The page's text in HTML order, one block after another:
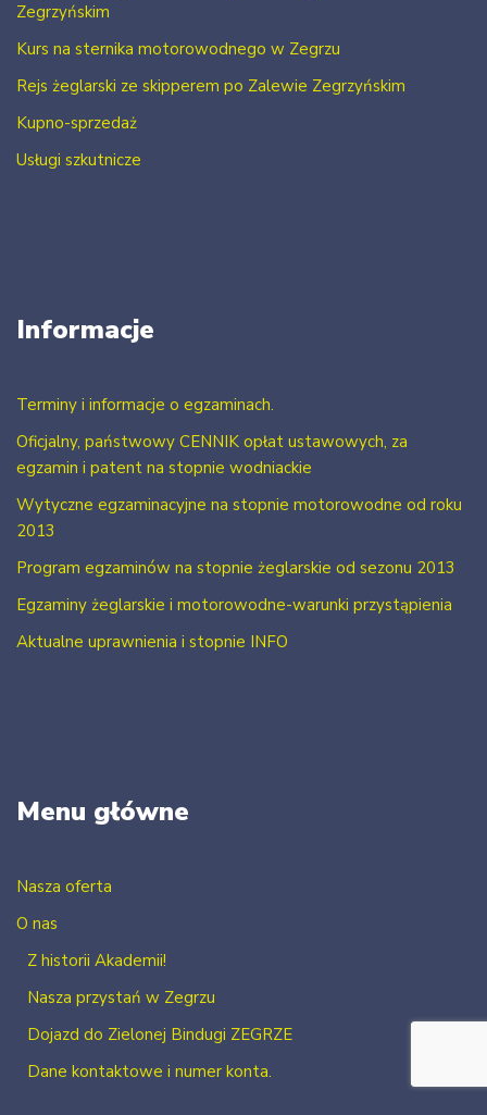
Zegrzyńskim
Kurs na sternika motorowodnego w Zegrzu
Rejs żeglarski ze skipperem po Zalewie Zegrzyńskim
Kupno-sprzedaż
Usługi szkutnicze
Informacje
Terminy i informacje o egzaminach.
Oficjalny, państwowy CENNIK opłat ustawowych, za
egzamin i patent na stopnie wodniackie
Wytyczne egzaminacyjne na stopnie motorowodne od roku
2013
Program egzaminów na stopnie żeglarskie od sezonu 2013
Egzaminy żeglarskie i motorowodne-warunki przystąpienia
Aktualne uprawnienia i stopnie INFO
Menu główne
Nasza oferta
O nas
Z historii Akademii!
Nasza przystań w Zegrzu
Dojazd do Zielonej Bindugi ZEGRZE
Dane kontaktowe i numer konta.